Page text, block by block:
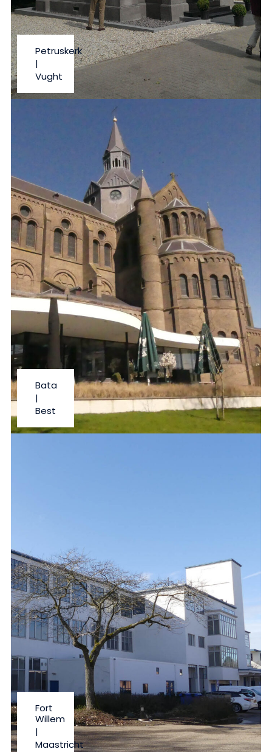
Petruskerk
|
Vught
Bata
|
Best
Fort
Willem
|
Maastricht